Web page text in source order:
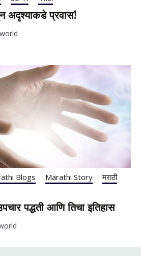
अदृश्याकडे प्रवास!
Blogs Marathi Story
मराठी
पद्धती आणि तिचा इतिहास